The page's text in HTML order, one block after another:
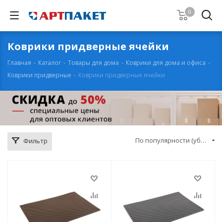
0
Коврики придверные ячейки
Главная - Каталог - Товары для дома - Коврики для дома и офиса -
Коврики придверные - Коврики придверные ячейки
Фильтр По популярности (убывание)